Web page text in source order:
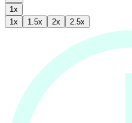
1x
1x 1.5x 2x 2.5x